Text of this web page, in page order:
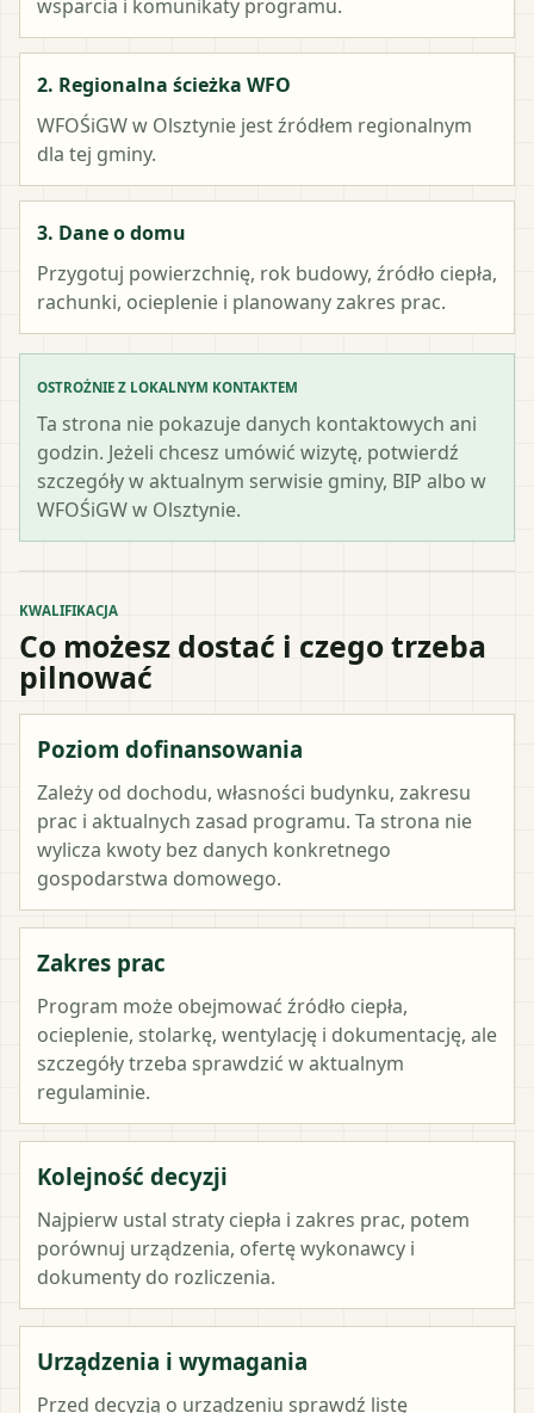
wsparcia i komunikaty programu.
2. Regionalna ścieżka WFO
WFOŚiGW w Olsztynie jest źródłem regionalnym
dla tej gminy.
3. Dane o domu
Przygotuj powierzchnię, rok budowy, źródło ciepła,
rachunki, ocieplenie i planowany zakres prac.
OSTROŻNIE Z LOKALNYM KONTAKTEM
Ta strona nie pokazuje danych kontaktowych ani
godzin. Jeżeli chcesz umówić wizytę, potwierdź
szczegóły w aktualnym serwisie gminy, BIP albo w
WFOŚiGW w Olsztynie.
KWALIFIKACJA
Co możesz dostać i czego trzeba
pilnować
Poziom dofinansowania
Zależy od dochodu, własności budynku, zakresu
prac i aktualnych zasad programu. Ta strona nie
wylicza kwoty bez danych konkretnego
gospodarstwa domowego.
Zakres prac
Program może obejmować źródło ciepła,
ocieplenie, stolarkę, wentylację i dokumentację, ale
szczegóły trzeba sprawdzić w aktualnym
regulaminie.
Kolejność decyzji
Najpierw ustal straty ciepła i zakres prac, potem
porównuj urządzenia, ofertę wykonawcy i
dokumenty do rozliczenia.
Urządzenia i wymagania
Przed decyzją o urządzeniu sprawdź listę